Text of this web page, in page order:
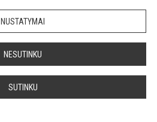
NUSTATYMAI
NESUTINKU
SUTINKU